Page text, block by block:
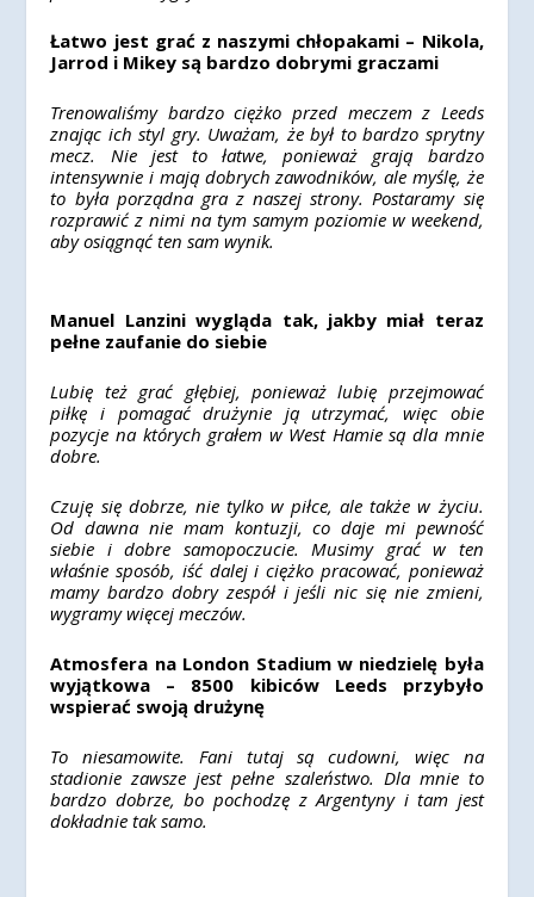
Łatwo jest grać z naszymi chłopakami – Nikola,
Jarrod i Mikey są bardzo dobrymi graczami
Trenowaliśmy bardzo ciężko przed meczem z Leeds
znając ich styl gry. Uważam, że był to bardzo sprytny
mecz. Nie jest to łatwe, ponieważ grają bardzo
intensywnie i mają dobrych zawodników, ale myślę, że
to była porządna gra z naszej strony. Postaramy się
rozprawić z nimi na tym samym poziomie w weekend,
aby osiągnąć ten sam wynik.
Manuel Lanzini wygląda tak, jakby miał teraz
pełne zaufanie do siebie
Lubię też grać głębiej, ponieważ lubię przejmować
piłkę i pomagać drużynie ją utrzymać, więc obie
pozycje na których grałem w West Hamie są dla mnie
dobre.
Czuję się dobrze, nie tylko w piłce, ale także w życiu.
Od dawna nie mam kontuzji, co daje mi pewność
siebie i dobre samopoczucie. Musimy grać w ten
właśnie sposób, iść dalej i ciężko pracować, ponieważ
mamy bardzo dobry zespół i jeśli nic się nie zmieni,
wygramy więcej meczów.
Atmosfera na London Stadium w niedzielę była
wyjątkowa – 8500 kibiców Leeds przybyło
wspierać swoją drużynę
To niesamowite. Fani tutaj są cudowni, więc na
stadionie zawsze jest pełne szaleństwo. Dla mnie to
bardzo dobrze, bo pochodzę z Argentyny i tam jest
dokładnie tak samo.